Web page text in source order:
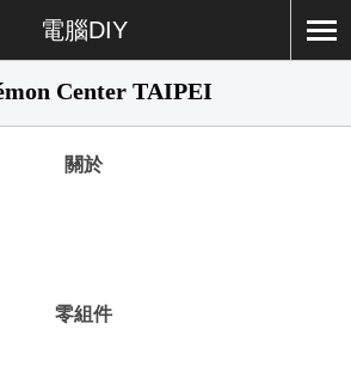
電腦DIY
Center TAIPEI
關於
零組件